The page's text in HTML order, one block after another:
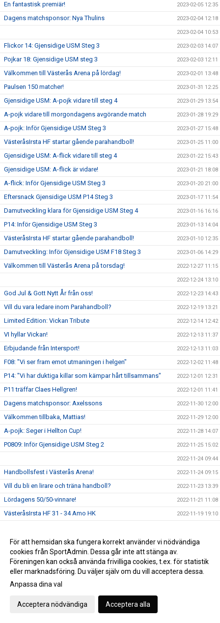
En fantastisk premiär! 2023-02-05 12:35
Dagens matchsponsor: Nya Thulins 2023-02-04 12:18
2023-02-04 10:53
Flickor 14: Gjensidige USM Steg 3 2023-02-03 14:07
Pojkar 18: Gjensidige USM steg 3 2023-02-03 12:11
Välkommen till Västerås Arena på lördag! 2023-02-01 13:48
Paulsen 150 matcher! 2023-01-31 12:25
Gjensidige USM: A-pojk vidare till steg 4 2023-01-29 13:54
A-pojk vidare till morgondagens avgörande match 2023-01-28 19:29
A-pojk: Inför Gjensidige USM Steg 3 2023-01-27 15:48
VästeråsIrsta HF startar gående parahandboll! 2023-01-25 11:00
Gjensidige USM: A-flick vidare till steg 4 2023-01-22 15:43
Gjensidige USM: A-flick är vidare! 2023-01-21 18:08
A-flick: Inför Gjensidige USM Steg 3 2023-01-20 21:00
Eftersnack Gjensidige USM P14 Steg 3 2023-01-17 11:54
Damutveckling klara för Gjensidige USM Steg 4 2023-01-16 16:16
P14: Inför Gjensidige USM Steg 3 2023-01-13 14:04
VästeråsIrsta HF startar gående parahandboll! 2023-01-10 12:35
Damutveckling: Inför Gjensidige USM F18 Steg 3 2023-01-06 14:29
Välkommen till Västerås Arena på torsdag! 2022-12-27 11:15
2022-12-24 13:10
God Jul & Gott Nytt År från oss! 2022-12-23 14:43
Vill du vara ledare inom Parahandboll? 2022-12-19 13:21
Limited Edition: Vickan Tribute 2022-12-14 12:42
VI hyllar Vickan! 2022-12-13 11:37
Erbjudande från Intersport! 2022-12-13 11:03
F08: "Vi ser fram emot utmaningen i helgen" 2022-12-02 11:48
P14: "Vi har duktiga killar som kämpar hårt tillsammans" 2022-12-01 12:31
P11 träffar Claes Hellgren! 2022-12-01 11:41
Dagens matchsponsor: Axelssons 2022-11-30 12:00
Välkommen tillbaka, Mattias! 2022-11-29 12:00
A-pojk: Seger i Hellton Cup! 2022-11-28 14:07
P0809: Inför Gjensidige USM Steg 2 2022-11-25 15:02
2022-11-24 09:44
Handbollsfest i Västerås Arena! 2022-11-24 09:15
Vill du bli en lirare och träna handboll? 2022-11-23 13:39
Lördagens 50/50-vinnare! 2022-11-21 11:08
VästeråsIrsta HF 31 - 34 Amo HK 2022-11-19 19:10
Nyhet i vår souvenirbutik! 2022-11-17 11:58
Föreningsutveckling - Elit är igång! 2022-11-16 15:38
P18 vidare till Gjensidige USM Steg 3! 2022-11-15 13:50
Världsdiabetesdagen 2022
VästeråsIrsta HF växer!
För att hemsidan ska fungera korrekt använder vi nödvändiga
cookies från SportAdmin. Dessa går inte att stänga av.
Föreningen kan också använda frivilliga cookies, t.ex. för statistik
eller marknadsföring. Du väljer själv om du vill acceptera dessa.
Anpassa dina val
Acceptera nödvändiga Acceptera alla